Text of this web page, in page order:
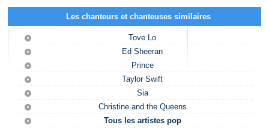
Les chanteurs et chanteuses similaires
Tove Lo
Ed Sheeran
Prince
Taylor Swift
Sia
Christine and the Queens
Tous les artistes pop